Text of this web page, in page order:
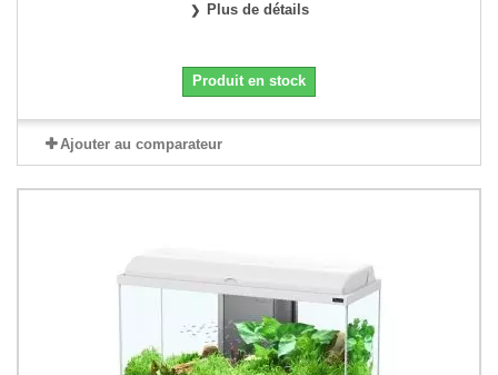
Plus de détails
Produit en stock
Ajouter au comparateur